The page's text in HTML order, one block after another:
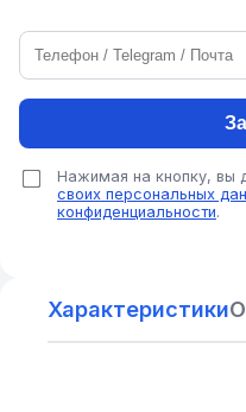
Нажимая на кнопку, вы
своих персональных
конфиденциальности.
Характеристики